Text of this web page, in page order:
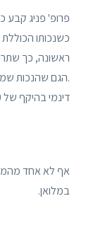
פרופ' פניג קבע
.הגם שהנכות
דינמי בהיקף של 40 פגישות נוספות.
אף לא אחד
במלואן.